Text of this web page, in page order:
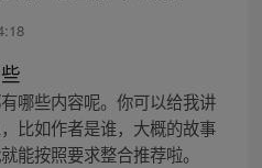
哪些内容呢。你可以给我讲
比如作者是谁，大概的故事
能按照要求整合推荐啦。